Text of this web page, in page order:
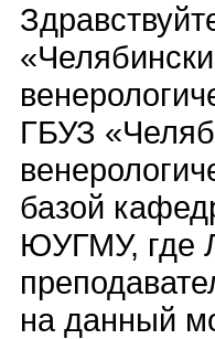
ГБУЗ
базой
ЮУГМУ, где
на данный